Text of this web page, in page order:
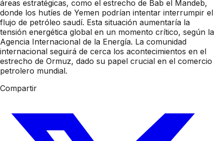
áreas estratégicas, como el estrecho de Bab el Mandeb,
donde los hutíes de Yemen podrían intentar interrumpir el
flujo de petróleo saudí. Esta situación aumentaría la
tensión energética global en un momento crítico, según la
Agencia Internacional de la Energía. La comunidad
internacional seguirá de cerca los acontecimientos en el
estrecho de Ormuz, dado su papel crucial en el comercio
petrolero mundial.
Compartir